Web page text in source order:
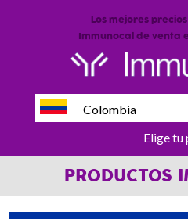
Los mejores
Immunocal de venta
Colombia
Elige tu
PRODUCTOS